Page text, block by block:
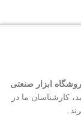
ابزار صنعتی
کارشناسان ما در